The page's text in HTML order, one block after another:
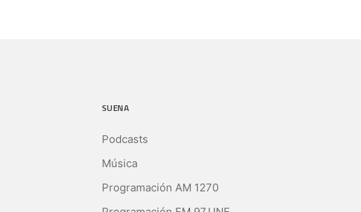
SUENA
Podcasts
Música
Programación AM 1270